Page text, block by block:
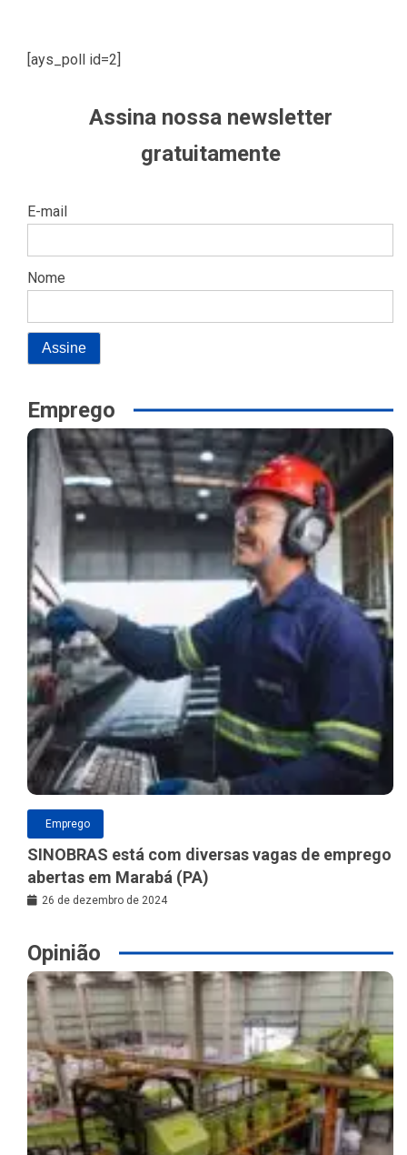
[ays_poll id=2]
Assina nossa newsletter
gratuitamente
E-mail
Nome
Emprego
Emprego
SINOBRAS está com diversas vagas de emprego
abertas em Marabá (PA)
26 de dezembro de 2024
Opinião